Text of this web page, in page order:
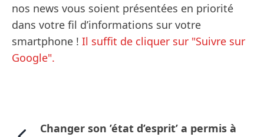
nos news vous soient présentées en priorité
dans votre fil d’informations sur votre
smartphone ! Il suffit de cliquer sur "Suivre sur
Google".
Changer son ’état d’esprit’ a permis à